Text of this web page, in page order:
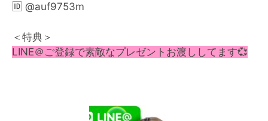
🆔 @auf9753m
＜特典＞
LINE＠ご登録で素敵なプレゼントお渡ししてます💞